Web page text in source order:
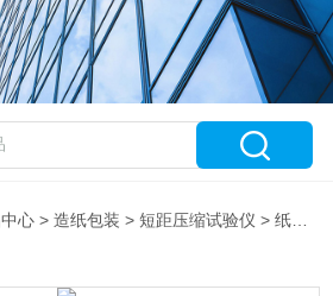
心 >造纸包装 > 短距压缩试验仪 > 纸和纸板短距压缩强度试验仪ZB-SCT